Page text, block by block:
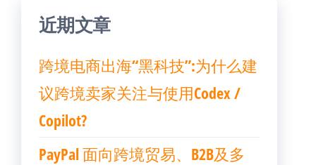
近期文章
跨境电商出海“黑科技”:为什么建
议跨境卖家关注与使用Codex /
Copilot?
PayPal 面向跨境贸易、B2B及多